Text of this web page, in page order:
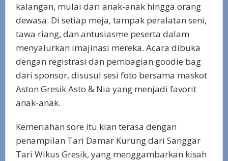
kalangan, mulai dari anak-anak hingga orang
dewasa. Di setiap meja, tampak peralatan seni,
tawa riang, dan antusiasme peserta dalam
menyalurkan imajinasi mereka. Acara dibuka
dengan registrasi dan pembagian goodie bag
dari sponsor, disusul sesi foto bersama maskot
Aston Gresik Asto & Nia yang menjadi favorit
anak-anak.
Kemeriahan sore itu kian terasa dengan
penampilan Tari Damar Kurung dari Sanggar
Tari Wikus Gresik, yang menggambarkan kisah